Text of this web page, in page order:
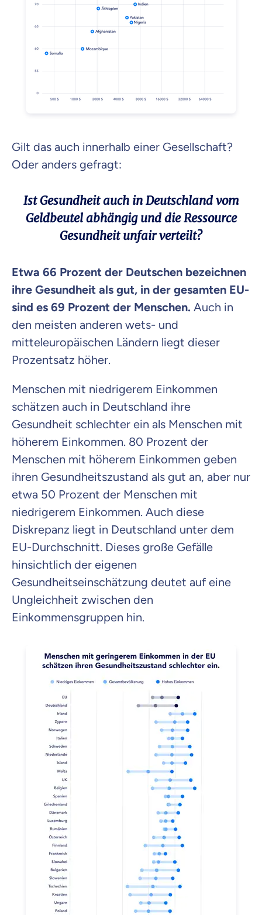
Gilt das auch innerhalb einer Gesellschaft?
Oder anders gefragt:
Ist Gesundheit auch in Deutschland vom
Geldbeutel abhängig und die Ressource
Gesundheit unfair verteilt?
Etwa 66 Prozent der Deutschen bezeichnen
ihre Gesundheit als gut, in der gesamten EU-
sind es 69 Prozent der Menschen. Auch in
den meisten anderen wets- und
mitteleuropäischen Ländern liegt dieser
Prozentsatz höher.
Menschen mit niedrigerem Einkommen
schätzen auch in Deutschland ihre
Gesundheit schlechter ein als Menschen mit
höherem Einkommen. 80 Prozent der
Menschen mit höherem Einkommen geben
ihren Gesundheitszustand als gut an, aber nur
etwa 50 Prozent der Menschen mit
niedrigerem Einkommen. Auch diese
Diskrepanz liegt in Deutschland unter dem
EU-Durchschnitt. Dieses große Gefälle
hinsichtlich der eigenen
Gesundheitseinschätzung deutet auf eine
Ungleichheit zwischen den
Einkommensgruppen hin.